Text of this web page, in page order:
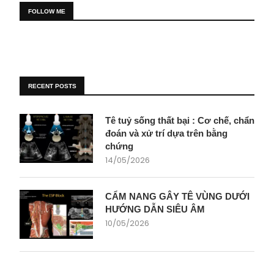
FOLLOW ME
RECENT POSTS
Tê tuỷ sống thất bại : Cơ chế, chẩn
đoán và xử trí dựa trên bằng
chứng
14/05/2026
CẨM NANG GÂY TÊ VÙNG DƯỚI
HƯỚNG DẪN SIÊU ÂM
10/05/2026